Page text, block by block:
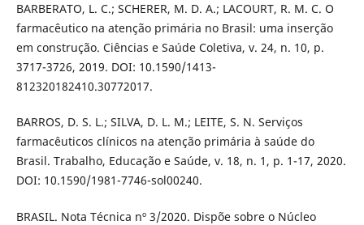
BARBERATO, L. C.; SCHERER, M. D. A.; LACOURT, R. M. C. O
farmacêutico na atenção primária no Brasil: uma inserção
em construção. Ciências e Saúde Coletiva, v. 24, n. 10, p.
3717-3726, 2019. DOI: 10.1590/1413-
812320182410.30772017.
BARROS, D. S. L.; SILVA, D. L. M.; LEITE, S. N. Serviços
farmacêuticos clínicos na atenção primária à saúde do
Brasil. Trabalho, Educação e Saúde, v. 18, n. 1, p. 1-17, 2020.
DOI: 10.1590/1981-7746-sol00240.
BRASIL. Nota Técnica nº 3/2020. Dispõe sobre o Núcleo